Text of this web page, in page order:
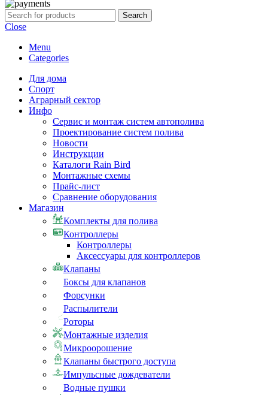
Search
Close
Menu
Categories
Для дома
Спорт
Аграрный сектор
Инфо
Сервис и монтаж систем автополива
Проектирование систем полива
Новости
Инструкции
Каталоги Rain Bird
Монтажные схемы
Прайс-лист
Сравнение оборудования
Магазин
Комплекты для полива
Контроллеры
Контроллеры
Аксессуары для контроллеров
Клапаны
Боксы для клапанов
Форсунки
Распылители
Роторы
Монтажные изделия
Микроорошение
Клапаны быстрого доступа
Импульсные дождеватели
Водные пушки